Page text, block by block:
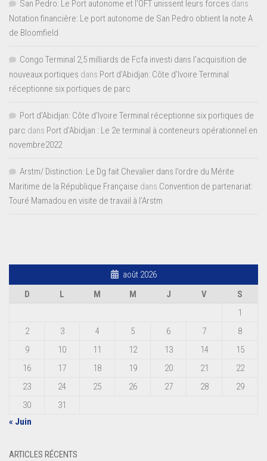
San Pedro: Le Port autonome et l’OFT unissent leurs forces dans
Notation financière: Le port autonome de San Pedro obtient la note A
de Bloomfield
Congo Terminal 2,5 milliards de Fcfa investi dans l’acquisition de
nouveaux portiques dans Port d’Abidjan: Côte d’Ivoire Terminal
réceptionne six portiques de parc
Port d'Abidjan: Côte d’Ivoire Terminal réceptionne six portiques de
parc dans Port d’Abidjan : Le 2e terminal à conteneurs opérationnel en
novembre2022
Arstm/ Distinction: Le Dg fait Chevalier dans l’ordre du Mérite
Maritime de la République Française dans Convention de partenariat:
Touré Mamadou en visite de travail à l’Arstm
août 2026
D
L M M J V
S
1
2
3 4 5 6 7
8
9
10 11 12 13 14
15
16
17 18 19 20 21
22
23
24 25 26 27 28
29
30
31
« Juin
ARTICLES RÉCENTS